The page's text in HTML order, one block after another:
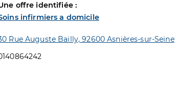
offre identifiée :
infirmiers a domicile
Rue Auguste Bailly, 92600 Asnières-sur-Seine